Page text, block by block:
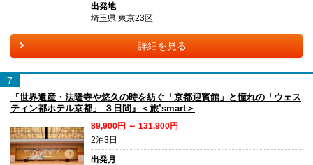
出発地
埼玉県 東京23区
詳細を見る
7
『世界遺産・法隆寺や悠久の時を紡ぐ「京都迎賓館」と憧れの「ウェス
ティン都ホテル京都」 ３日間』＜旅’smart＞
89,900円 ～ 131,900円
2泊3日
出発月